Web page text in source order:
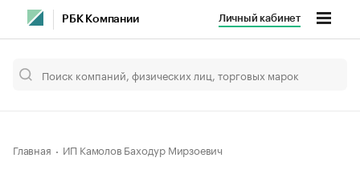
РБК Компании Личный кабинет
Главная ИП Камолов Баходур Мирзоевич